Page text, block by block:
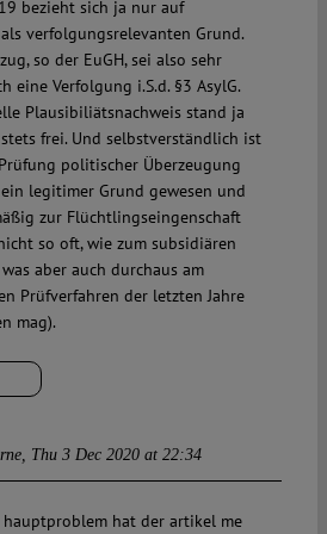
bezieht sich ja nur auf
verfolgungsrelevanten Grund.
so der EuGH, sei also sehr
eine Verfolgung i.S.d. §3 AsylG.
Plausibiliätsnachweis stand ja
frei. Und selbstverständlich ist
politischer Überzeugung
legitimer Grund gewesen und
zur Flüchtlingseingenschaft
so oft, wie zum subsidiären
aber auch durchaus am
Prüfverfahren der letzten Jahre
mag).
Thu 3 Dec 2020 at 22:34
hauptproblem hat der artikel me